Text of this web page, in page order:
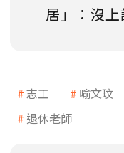
居」：沒
志工 喻文玟
退休老師